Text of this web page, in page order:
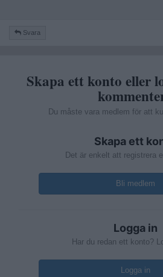
Svara
Skapa ett konto eller
Du måste vara medlem för att
Skapa ett
Det är enkelt att registrera
Bli medlem
Logga in
Har du redan ett konto?
Logga in